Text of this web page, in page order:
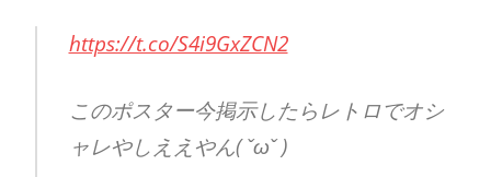
https://t.co/S4i9GxZCN2
このポスター今掲示したらレトロでオシ
ャレやしええやん( ˇωˇ )